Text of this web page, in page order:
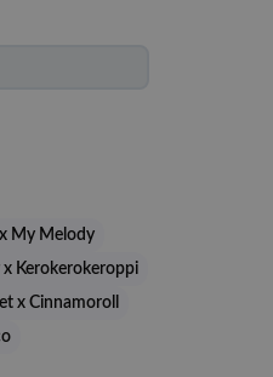
My Melody
x Kerokerokeroppi
x Cinnamoroll